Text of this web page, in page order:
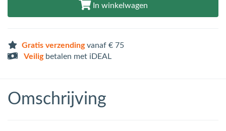
In winkelwagen
Gratis verzendingvanaf € 75
Veiligbetalen met iDEAL
Omschrijving